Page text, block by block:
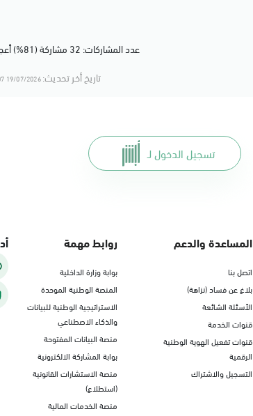
عدد المشاركات: 32 مشاركة (81%) أعجبهم المحتوى
تاريخ أخر تحديث:19/07/2026 20:07
تسجيل الدخول لـ
المساعدة والدعم
اتصل بنا
بلاغ عن فساد (نزاهة)
الأسئلة الشائعة
قنوات الخدمة
قنوات تفعيل الهوية الوطنية
الرقمية
التسجيل والاشتراك
روابط مهمة
بوابة وزارة الداخلية
المنصة الوطنية الموحدة
الاستراتيجية الوطنية للبيانات
والذكاء الاصطناعي
منصة البيانات المفتوحة
بوابة المشاركة الالكترونية
منصة الاستشارات القانونية
(استطلاع)
منصة الخدمات المالية